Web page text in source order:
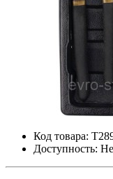
Код товара:
Доступность: